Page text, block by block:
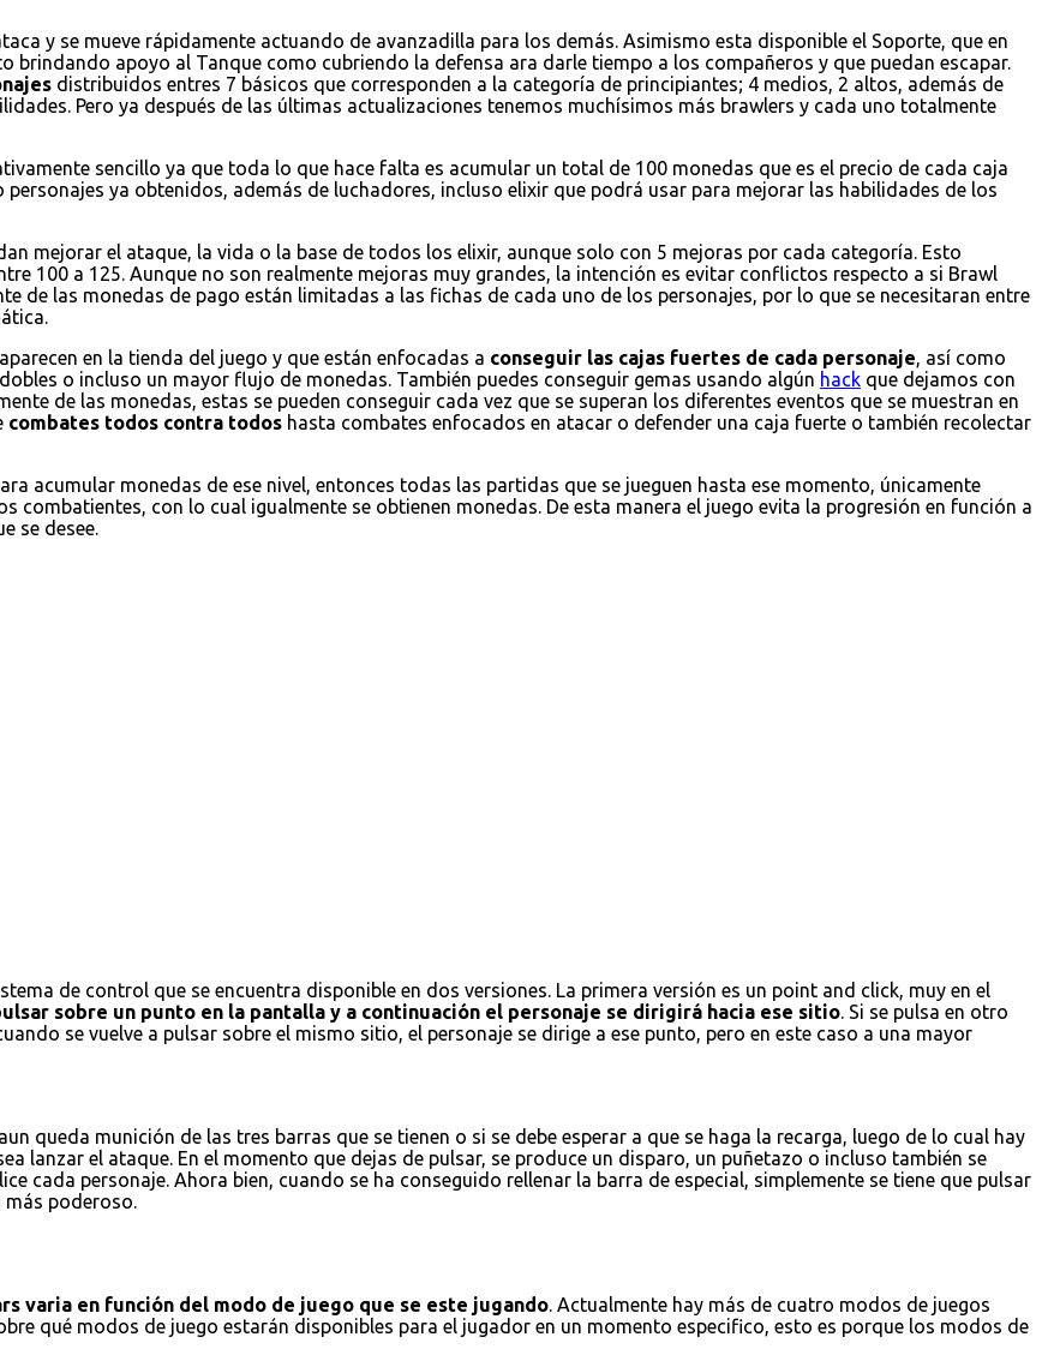
y se mueve rápidamente actuando de avanzadilla para los demás. Asimismo esta disponible el Soporte, que en
apoyo al Tanque como cubriendo la defensa ara darle tiempo a los compañeros y que puedan escapar.
distribuidos entres 7 básicos que corresponden a la categoría de principiantes; 4 medios, 2 altos, además de
Pero ya después de las últimas actualizaciones tenemos muchísimos más brawlers y cada uno totalmente
sencillo ya que toda lo que hace falta es acumular un total de 100 monedas que es el precio de cada caja
ya obtenidos, además de luchadores, incluso elixir que podrá usar para mejorar las habilidades de los
mejorar el ataque, la vida o la base de todos los elixir, aunque solo con 5 mejoras por cada categoría. Esto
100 a 125. Aunque no son realmente mejoras muy grandes, la intención es evitar conflictos respecto a si Brawl
de las monedas de pago están limitadas a las fichas de cada uno de los personajes, por lo que se necesitaran entre
en la tienda del juego y que están enfocadas a conseguir las cajas fuertes de cada personaje , así como
o incluso un mayor flujo de monedas. También puedes conseguir gemas usando algún hack que dejamos con
de las monedas, estas se pueden conseguir cada vez que se superan los diferentes eventos que se muestran en
combates todos contra todos hasta combates enfocados en atacar o defender una caja fuerte o también recolectar
acumular monedas de ese nivel, entonces todas las partidas que se jueguen hasta ese momento, únicamente
combatientes, con lo cual igualmente se obtienen monedas. De esta manera el juego evita la progresión en función a
se desee.
de control que se encuentra disponible en dos versiones. La primera versión es un point and click, muy en el
sobre un punto en la pantalla y a continuación el personaje se dirigirá hacia ese sitio. Si se pulsa en otro
se vuelve a pulsar sobre el mismo sitio, el personaje se dirige a ese punto, pero en este caso a una mayor
queda munición de las tres barras que se tienen o si se debe esperar a que se haga la recarga, luego de lo cual hay
lanzar el ataque. En el momento que dejas de pulsar, se produce un disparo, un puñetazo o incluso también se
cada personaje. Ahora bien, cuando se ha conseguido rellenar la barra de especial, simplemente se tiene que pulsar
más poderoso.
varia en función del modo de juego que se este jugando. Actualmente hay más de cuatro modos de juegos
qué modos de juego estarán disponibles para el jugador en un momento especifico, esto es porque los modos de